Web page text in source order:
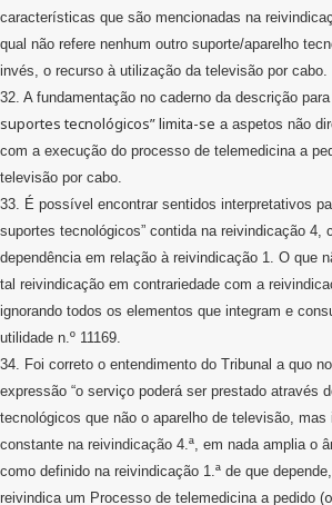
características que são mencionadas na
qual não refere nenhum outro suporte/aparelho
invés, o recurso à utilização da televisão por cabo.
32. A fundamentação no caderno da descrição
suportes tecnológicos” limita-se a aspetos não
com a execução do processo de telemedicina a
televisão por cabo.
33. É possível encontrar sentidos interpretativos
suportes tecnológicos” contida na reivindicação 4,
dependência em relação à reivindicação 1. O que
tal reivindicação em contrariedade com a
ignorando todos os elementos que integram e
utilidade n.º 11169.
34. Foi correto o entendimento do Tribunal a quo
expressão “o serviço poderá ser prestado através
tecnológicos que não o aparelho de televisão, mas
constante na reivindicação 4.ª, em nada amplia o
como definido na reivindicação 1.ª de que
reivindica um Processo de telemedicina a pedido (